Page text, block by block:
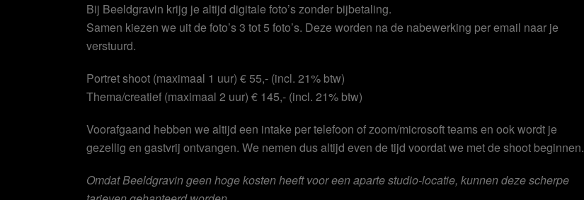
Bij Beeldgravin krijg je altijd digitale foto’s zonder bijbetaling.
Samen kiezen we uit de foto’s 3 tot 5 foto’s. Deze worden na de nabewerking per email naar je
verstuurd.
Portret shoot (maximaal 1 uur) € 55,- (incl. 21% btw)
Thema/creatief (maximaal 2 uur) € 145,- (incl. 21% btw)
Voorafgaand hebben we altijd een intake per telefoon of zoom/microsoft teams en ook wordt je
gezellig en gastvrij ontvangen. We nemen dus altijd even de tijd voordat we met de shoot beginnen.
Omdat Beeldgravin geen hoge kosten heeft voor een aparte studio-locatie, kunnen deze scherpe